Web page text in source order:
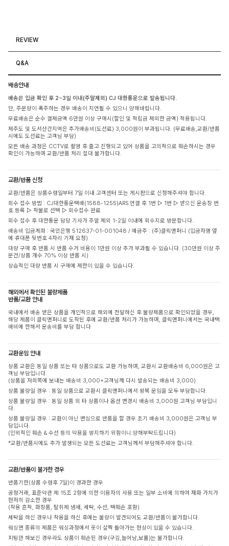
REVIEW
Q&A
배송안내
배송은 입금 확인 후 2~3일 이내(주말제외) CJ 대한통운으로 발송됩니다.
단, 주문량이 폭주하는 경우 배송이 지연될 수 있으니 양해바랍니다.
무료배송은 순수 결제금액 6만원 이상 구매시(할인 및 적립금 제외한 금액) 적용됩니다.
제주도 및 도서산간지역은 추가배송비(도선료) 3,000원이 부과됩니다. (무료배송,교환/반품
시에도 도선료는 고객님 부담)
모든 배송 과정은 CCTV로 촬영 후 출고 진행되고 있어 상품을 고의적으로 훼손하시는 경우
확인이 가능하며 교환/반품 처리 절대 불가합니다.
교환/반품 신청
교환/반품은 상품수령일부터 7일 이내 고객센터 또는 게시판으로 신청해주셔야 합니다.
회수 접수 방법 : CJ대한통운택배(1588-1255)ARS 연결 후 1번 ▷ 1번 ▷ 받으신 운송장 번
호 등록 ▷ 착불로 선택 ▷ 회수접수 완료
회수 접수 후 대한통운 담당 기사가 주말 제외 1-2일 이내에 회수지로 방문합니다.
배송비 입금계좌 : 국민은행 512637-01-001048 / 예금주 : (주)클릭앤퍼니 (입금자명 옆
에 휴대폰 뒷번호 4자리 기재 요청)
대량 구매 후 반품 시 반품 수거 비용이 1만원 이상 추가 부과될 수 있습니다. (30만원 이상 주
문건/상품 개수 70% 이상 반품 시)
상습적인 대량 반품 시 구매에 제한이 있을 수 있습니다.
해외에서 확인된 불량제품
반품/교환 안내
국내에서 배송 받은 상품을 개인적으로 해외에 전달하신 후 불량제품으로 확인되었을 경우,
해당 제품이 클릭앤퍼니로 도착된 후에 교환/반품 처리가 가능하며, 클릭앤퍼니에서는 국내택
배비에 한해서 운송비를 부담 합니다
교환운임 안내
상품 교환은 동일 상품 또는 타 상품으로도 교환 가능하며, 교환시 교환배송비 6,000원은 고
객님 부담입니다.
(상품을 저희쪽에 보내는 배송비 3,000+고객님께 다시 발송되는 배송비 3,000)
상품 불량일 경우 : 동일 상품으로 교환시 클릭앤퍼니에서 왕복 운임을 모두 부담합니다.
상품 불량일 경우 : 동일 상품 외 타 상품이나 옵션 변경시 배송비 3,000원 고객님 부담입니
다.
상품 불량일 경우 : 교환이 아닌 변심으로 반품을 할 경우 초기 배송비 3,000원은 고객님 부
담입니다.
(인위적인 훼손 & 수선 등의 악용을 방지하기 위함이니 양해부탁드립니다)
*교환/반품시에도 추가 발생되는 모든 도선료는 고객님께서 부담해주셔야 합니다.
교환/반품이 불가한 경우
반품기한(상품 수령후 7일)이 경과한 경우
공정거래, 표준약관 제 15조 2항에 의한 이용자의 사용 또는 일부 소비에 의하여 재화 가치가
현저히 감소한 경우
(착용 흔적, 화장품, 탈취제 냄새, 세탁, 수선, 택훼손 포함)
세탁을 하신 경우나 착용을 하신 후에는 불량이 발견되어도 교환/반품이 불가합니다.
워싱면 종류의 제품은 워싱과정에서 옷이 살짝 돌아가는 현상이 있을 수 있습니다.
피팅만 해보신 경우라도 상품이 훼손된 경우(구김,늘어남,보풀)는 불가합니다.